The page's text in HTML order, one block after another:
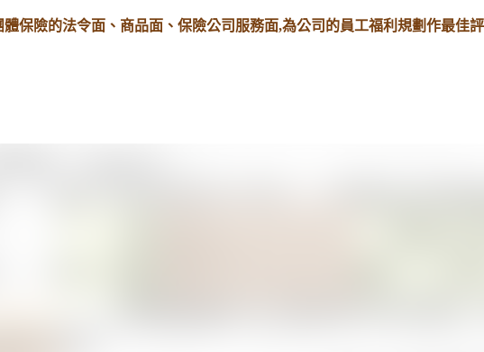
保險的法令面、商品面、保險公司服務面,為公司的員工福利規劃作最佳